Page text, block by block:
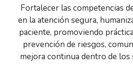
Fortalecer las competencias
en la atención segura,
paciente, promoviendo
prevención de riesgos,
mejora continua dentro de los